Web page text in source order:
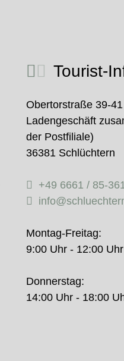
Tourist-
Obertorstraße 39-
Ladengeschäft
der Postfiliale)
36381 Schlüchtern
+49 6661 / 85-
Montag-Freitag:
9:00 Uhr - 12:00 Uhr
Donnerstag:
14:00 Uhr - 18:00